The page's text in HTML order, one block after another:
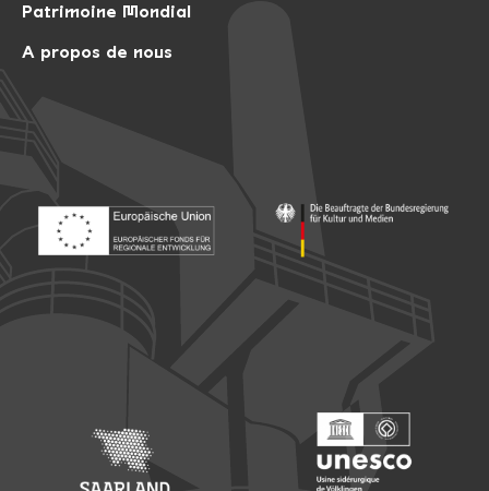
Patrimoine Mondial
A propos de nous